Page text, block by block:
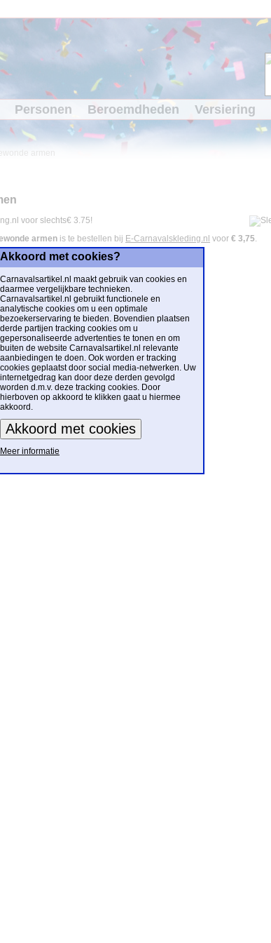
Personen Beroemdheden Versiering
armen
voor slechts€ 3.75!
armen is te bestellen bij E-Carnavalskleding.nl voor € 3,75.
Akkoord met cookies?
Carnavalsartikel.nl maakt gebruik van cookies en
daarmee vergelijkbare technieken.
Carnavalsartikel.nl gebruikt functionele en
analytische cookies om u een optimale
bezoekerservaring te bieden. Bovendien plaatsen
derde partijen tracking cookies om u
gepersonaliseerde advertenties te tonen en om
buiten de website Carnavalsartikel.nl relevante
aanbiedingen te doen. Ook worden er tracking
cookies geplaatst door social media-netwerken. Uw
internetgedrag kan door deze derden gevolgd
worden d.m.v. deze tracking cookies. Door
hierboven op akkoord te klikken gaat u hiermee
akkoord.
Meer informatie